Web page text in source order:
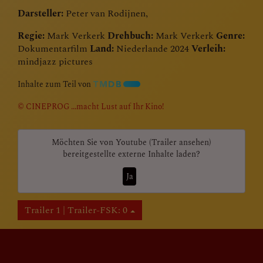
Darsteller: Peter van Rodijnen,
Regie: Mark Verkerk Drehbuch: Mark Verkerk Genre:
Dokumentarfilm Land: Niederlande 2024Verleih:
mindjazz pictures
Inhalte zum Teil von
© CINEPROG ...macht Lust auf Ihr Kino!
Möchten Sie vonYoutube (Trailer ansehen)
bereitgestellte externe Inhalte laden?
Ja
Trailer 1 | Trailer-FSK: 0